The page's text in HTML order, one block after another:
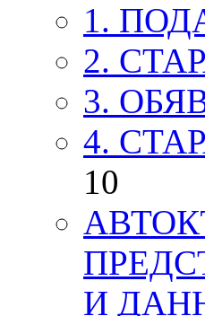
1.
2.
3.
4.
10
И